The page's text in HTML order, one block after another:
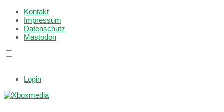
Kontakt
Impressum
Datenschutz
Mastodon
Login